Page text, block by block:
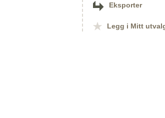
Eksporter
Legg i Mitt